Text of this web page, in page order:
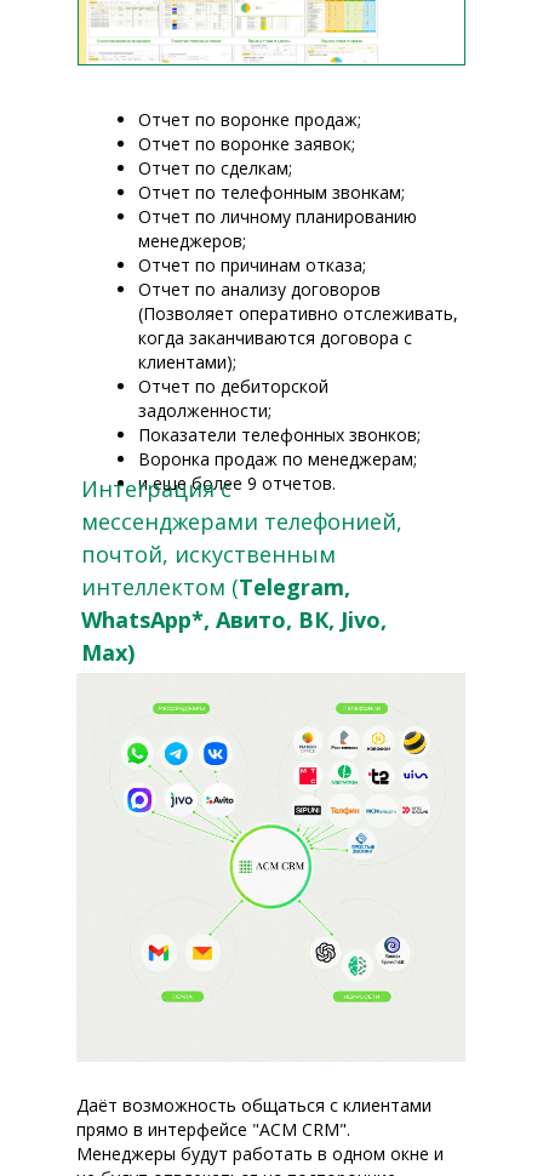
Отчет по воронке продаж;
Отчет по воронке заявок;
Отчет по сделкам;
Отчет по телефонным звонкам;
Отчет по личному планированию
менеджеров;
Отчет по причинам отказа;
Отчет по анализу договоров
(Позволяет оперативно отслеживать,
когда заканчиваются договора с
клиентами);
Отчет по дебиторской
задолженности;
Показатели телефонных звонков;
Воронка продаж по менеджерам;
и еще более 9 отчетов.
Даёт возможность общаться с клиентами
прямо в интерфейсе "АСМ CRM".
Менеджеры будут работать в одном окне и
Интеграция с
мессенджерами телефонией,
почтой, искуственным
интеллектом (Telegram,
WhatsApp*, Авито, ВК, Jivo,
Max)